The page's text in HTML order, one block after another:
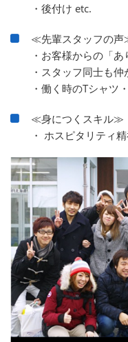
・後付け etc.
≪先輩スタッフの
・お客様からの「
・スタッフ同士も仲
・働く時のTシャツ
≪身につくスキル≫
・ ホスピタリティ